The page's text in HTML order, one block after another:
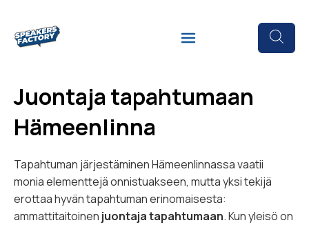
Juontaja tapahtumaan
Hämeenlinna
Tapahtuman järjestäminen Hämeenlinnassa vaatii
monia elementtejä onnistuakseen, mutta yksi tekijä
erottaa hyvän tapahtuman erinomaisesta:
ammattitaitoinen juontaja tapahtumaan. Kun yleisö on